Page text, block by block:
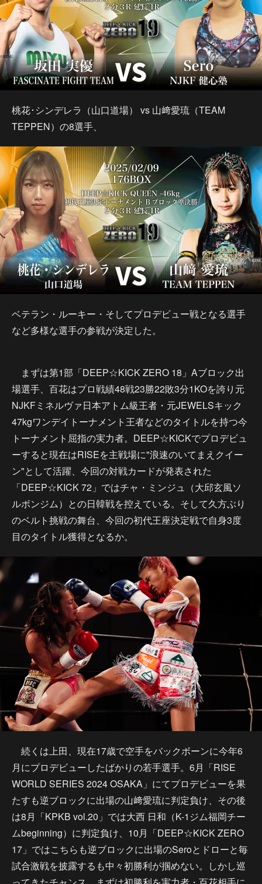
桃花･シンデレラ（山口道場） vs 山﨑愛琉（TEAM
TEPPEN）の8選手、
ベテラン・ルーキー・そしてプロデビュー戦となる選手
など多様な選手の参戦が決定した。
まずは第1部「DEEP☆KICK ZERO 18」Aブロック出
場選手、百花はプロ戦績48戦23勝22敗3分1KOを誇り元
NJKFミネルヴァ日本アトム級王者・元JEWELSキック
47kgワンデイトーナメント王者などのタイトルを持つ今
トーナメント屈指の実力者。DEEP☆KICKでプロデビュ
ーすると現在はRISEを主戦場に"浪速のいてまえクイー
ン"として活躍、今回の対戦カードが発表された
「DEEP☆KICK 72」ではチャ・ミンジュ（大邱玄風ソ
ルボンジム）との日韓戦を控えている。そして久方ぶり
のベルト挑戦の舞台、今回の初代王座決定戦で自身3度
目のタイトル獲得となるか。
続くは上田、現在17歳で空手をバックボーンに今年6
月にプロデビューしたばかりの若手選手。6月「RISE
WORLD SERIES 2024 OSAKA」にてプロデビューを果
たすも逆ブロックに出場の山﨑愛琉に判定負け、その後
は8月「KPKB vol.20」では大西 日和（K-1ジム福岡チー
ムbeginning）に判定負け、10月「DEEP☆KICK ZERO
17」ではこちらも逆ブロックに出場のSeroとドローと毎
試合激戦を披露するも中々初勝利が掴めない。しかし巡